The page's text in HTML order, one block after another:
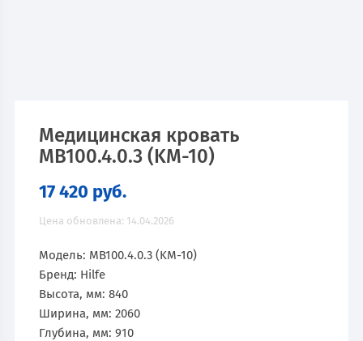
Медицинская кровать
MB100.4.0.3 (KM-10)
17 420 руб.
Цена обновлена: 14.04.2026
Модель: MB100.4.0.3 (KM-10)
Бренд: Hilfe
Высота, мм: 840
Ширина, мм: 2060
Глубина, мм: 910